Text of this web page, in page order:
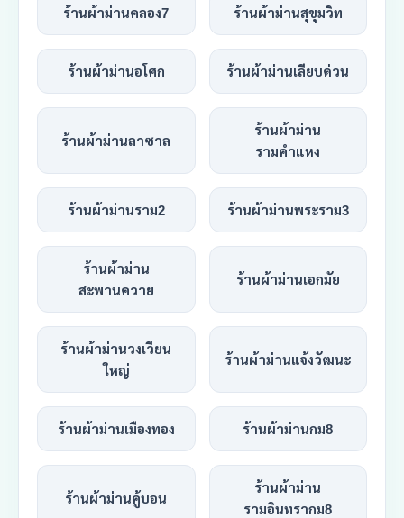
ร้านผ้าม่านคลอง7 ร้านผ้าม่านสุขุมวิท
ร้านผ้าม่านอโศก ร้านผ้าม่านเลียบด่วน
ร้านผ้าม่านลาซาล
ร้านผ้าม่าน
รามคำแหง
ร้านผ้าม่านราม2 ร้านผ้าม่านพระราม3
ร้านผ้าม่าน
สะพานควาย
ร้านผ้าม่านเอกมัย
ร้านผ้าม่านวงเวียน
ใหญ่
ร้านผ้าม่านแจ้งวัฒนะ
ร้านผ้าม่านเมืองทอง ร้านผ้าม่านกม8
ร้านผ้าม่านคู้บอน
ร้านผ้าม่าน
รามอินทรากม8